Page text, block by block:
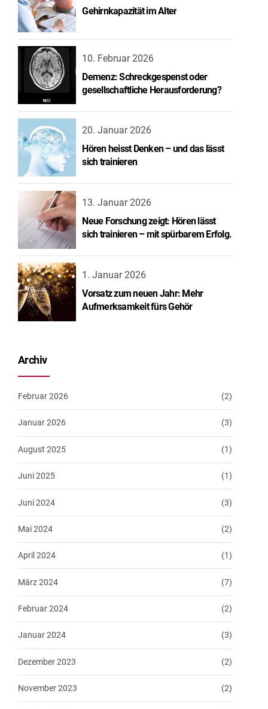
Gehirnkapazität im Alter
10. Februar 2026
Demenz: Schreckgespenst oder
gesellschaftliche Herausforderung?
20. Januar 2026
Hören heisst Denken – und das lässt
sich trainieren
13. Januar 2026
Neue Forschung zeigt: Hören lässt
sich trainieren – mit spürbarem Erfolg.
1. Januar 2026
Vorsatz zum neuen Jahr: Mehr
Aufmerksamkeit fürs Gehör
Archiv
Februar 2026 (2)
Januar 2026 (3)
August 2025 (1)
Juni 2025 (1)
Juni 2024 (3)
Mai 2024 (2)
April 2024 (1)
März 2024 (7)
Februar 2024 (2)
Januar 2024 (3)
Dezember 2023 (2)
November 2023 (2)